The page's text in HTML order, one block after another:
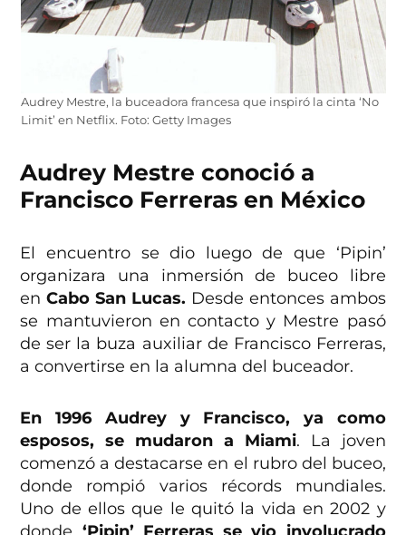
Audrey Mestre, la buceadora francesa que inspiró la cinta ‘No
Limit’ en Netflix. Foto: Getty Images
Audrey Mestre conoció a
Francisco Ferreras en México
El encuentro se dio luego de que ‘Pipin’
organizara una inmersión de buceo libre
enCabo San Lucas. Desde entonces ambos
se mantuvieron en contacto y Mestre pasó
de ser la buza auxiliar de Francisco Ferreras,
a convertirse en la alumna del buceador.
En 1996 Audrey y Francisco, ya como
esposos, se mudaron a Miami. La joven
comenzó a destacarse en el rubro del buceo,
donde rompió varios récords mundiales.
Uno de ellos que le quitó la vida en 2002 y